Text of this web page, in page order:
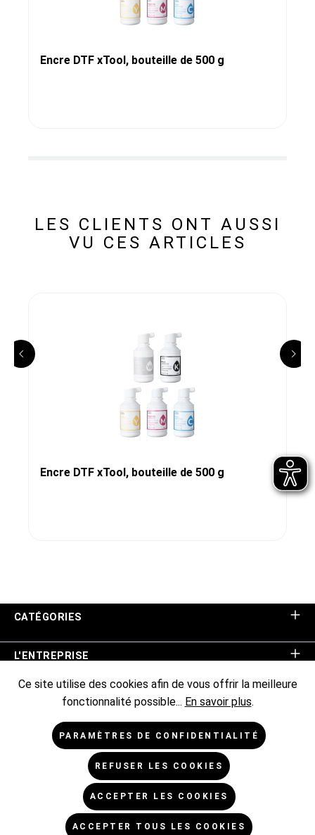
Encre DTF xTool, bouteille de 500 g
LES CLIENTS ONT AUSSI
VU CES ARTICLES
Encre DTF xTool, bouteille de 500 g
CATÉGORIES
L'ENTREPRISE
ASSISTANCE BOUTIQUE
INFORMATIONS
* Tous les prix sont hors TVA TVA majorée de,
Ce site utilise des cookies afin de vous offrir la meilleure
fonctionnalité possible... En savoir plus.
PARAMÈTRES DE CONFIDENTIALITÉ
REFUSER LES COOKIES
ACCEPTER LES COOKIES
ACCEPTER TOUS LES COOKIES